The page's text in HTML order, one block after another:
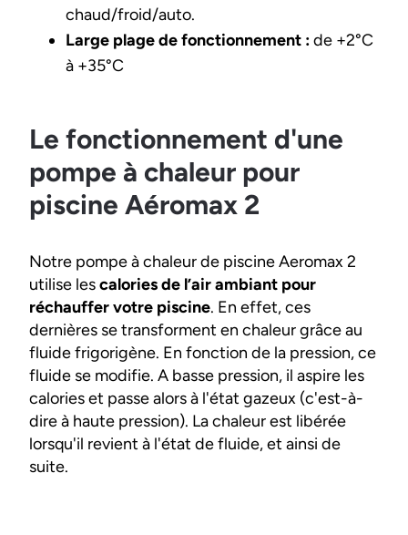
chaud/froid/auto.
Large plage de fonctionnement :de +2°C
à +35°C
Le fonctionnement d'une
pompe à chaleur pour
piscine Aéromax 2
Notre pompe à chaleur de piscine Aeromax 2
utilise lescalories de l’air ambiant pour
réchauffer votre piscine. En effet, ces
dernières se transforment en chaleur grâce au
fluide frigorigène. En fonction de la pression, ce
fluide se modifie. A basse pression, il aspire les
calories et passe alors à l'état gazeux (c'est-à-
dire à haute pression). La chaleur est libérée
lorsqu'il revient à l'état de fluide, et ainsi de
suite.